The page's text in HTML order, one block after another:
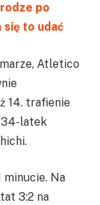
po
się to udać
Atletico
14. trafienie
34-latek
minucie. Na
3:2 na